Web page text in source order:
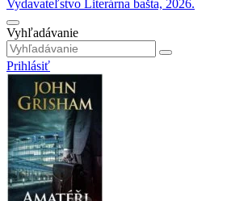
Vyhľadávanie
Prihlásiť